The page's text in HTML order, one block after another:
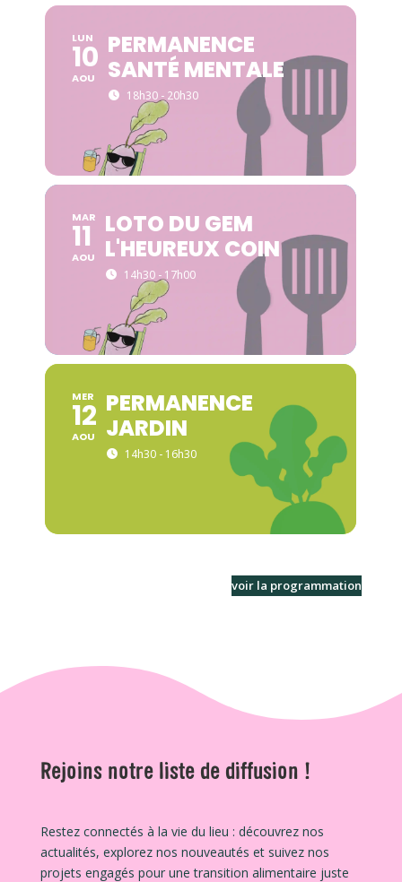
LUN
10
AOU
PERMANENCE
SANTÉ MENTALE
18h30 - 20h30
MAR
11
AOU
LOTO DU GEM
L'HEUREUX COIN
14h30 - 17h00
MER
12
AOU
PERMANENCE
JARDIN
14h30 - 16h30
voir la programmation
Rejoins notre liste de diffusion !
Restez connectés à la vie du lieu : découvrez nos
actualités, explorez nos nouveautés et suivez nos
projets engagés pour une transition alimentaire juste